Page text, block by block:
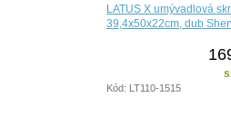
LATUS X umývadlová
39,4x50x22cm, dub
Kód: LT110-1515